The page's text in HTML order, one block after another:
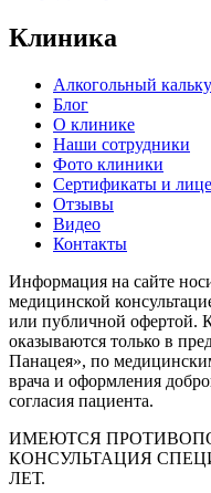
Клиника
Алкогольный
Блог
О клинике
Наши сотрудники
Фото клиники
Сертификаты и
Отзывы
Видео
Контакты
Информация на сайте
медицинской
или публичной офертой.
оказываются только в
Панацея», по
врача и оформления
согласия пациента.
ИМЕЮТСЯ
КОНСУЛЬТАЦИЯ
ЛЕТ.